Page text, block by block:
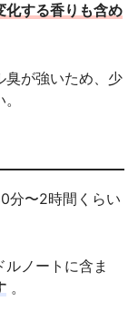
化する香りも含め
臭が強いため、少
分〜2時間くらい
ノートに含ま
。